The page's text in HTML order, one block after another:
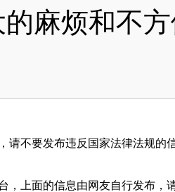
麻烦和不
请不要发布违反国家法律法规
，上面的信息由网友自行发布